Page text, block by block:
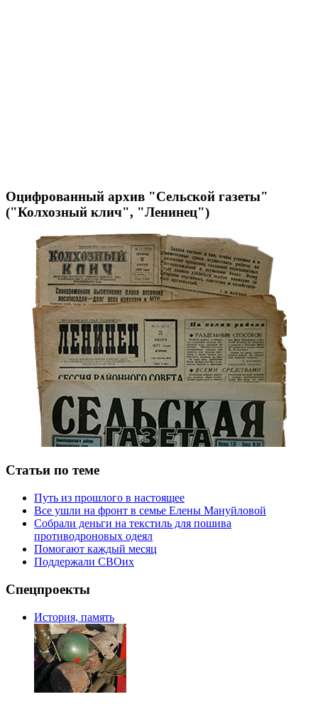
Оцифрованный архив "Сельской газеты"
("Колхозный клич", "Ленинец")
Статьи по теме
Путь из прошлого в настоящее
Все ушли на фронт в семье Елены Мануйловой
Собрали деньги на текстиль для пошива
противодроновых одеял
Помогают каждый месяц
Поддержали СВОих
Спецпроекты
История, память